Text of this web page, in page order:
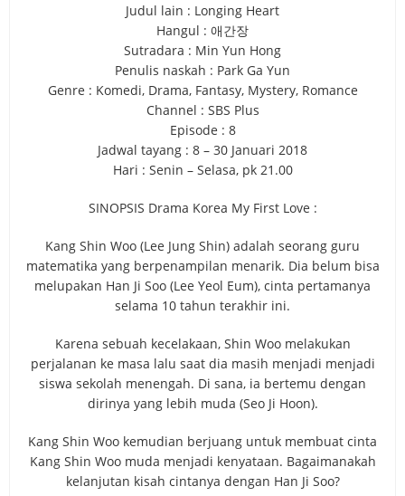
Judul lain : Longing Heart
Hangul : 애간장
Sutradara : Min Yun Hong
Penulis naskah : Park Ga Yun
Genre : Komedi, Drama, Fantasy, Mystery, Romance
Channel : SBS Plus
Episode : 8
Jadwal tayang : 8 – 30 Januari 2018
Hari : Senin – Selasa, pk 21.00
SINOPSIS Drama Korea My First Love :
Kang Shin Woo (Lee Jung Shin) adalah seorang guru
matematika yang berpenampilan menarik. Dia belum bisa
melupakan Han Ji Soo (Lee Yeol Eum), cinta pertamanya
selama 10 tahun terakhir ini.
Karena sebuah kecelakaan, Shin Woo melakukan
perjalanan ke masa lalu saat dia masih menjadi menjadi
siswa sekolah menengah. Di sana, ia bertemu dengan
dirinya yang lebih muda (Seo Ji Hoon).
Kang Shin Woo kemudian berjuang untuk membuat cinta
Kang Shin Woo muda menjadi kenyataan. Bagaimanakah
kelanjutan kisah cintanya dengan Han Ji Soo?